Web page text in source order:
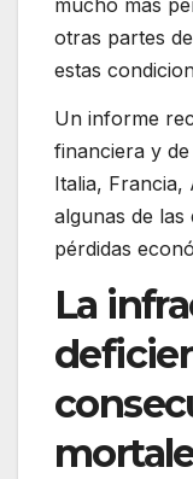
otras partes
estas
Un informe
financiera y
Italia, Francia,
algunas de las
pérdidas
La